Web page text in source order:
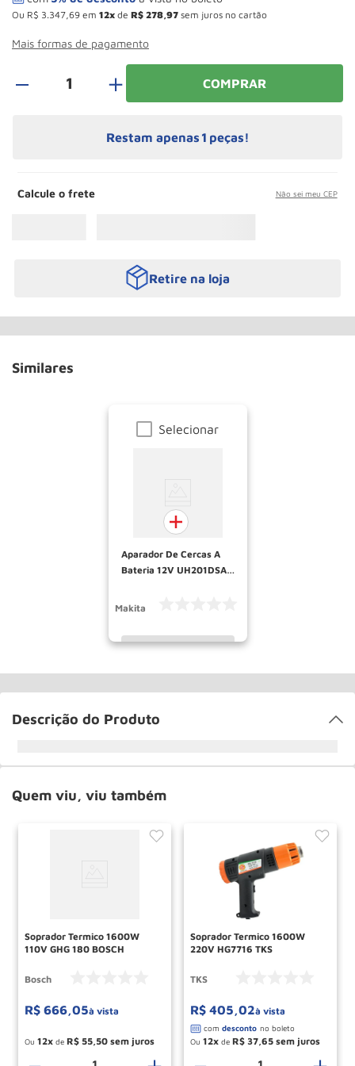
Ou R$ 3.347 69 em 12 de R$ 278 97 sem juros no cartão
Mais formas de pagamento
＋ COMPRAR
Restam apenas 1 peças!
Calcule o frete Não sei meu CEP
Retire na loja
Similares
Selecionar
Aparador De Cercas A
Bateria 12V UH201DSA
Makita
INDISPONÍVEL
Descrição do Produto
Quem viu, viu também
Soprador Termico 1600W
110V GHG 180 BOSCH
Bosch
R$ 666,05à vista
Ou 12 de R$ 55 50
Soprador Termico 1600W
220V HG7716 TKS
TKS
R$ 405,02à vista
Ou 12 de R$ 37 65
10º Rodizio